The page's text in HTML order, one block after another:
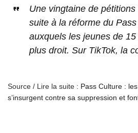
Une vingtaine de
suite à la réforme du
auxquels les jeunes de 15
plus droit. Sur TikTok, la
Source / Lire la suite : Pass Culture :
s’insurgent contre sa suppression et